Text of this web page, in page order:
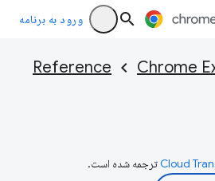
ورود به برنامه
Chrome
Reference
ترجمه شده است.